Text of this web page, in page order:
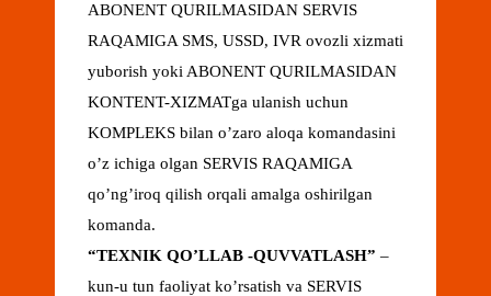
ABONENT QURILMASIDAN SERVIS
RAQAMIGA SMS, USSD, IVR ovozli xizmati
yuborish yoki ABONENT QURILMASIDAN
KONTENT-XIZMATga ulanish uchun
KOMPLEKS bilan o’zaro aloqa komandasini
o’z ichiga olgan SERVIS RAQAMIGA
qo’ng’iroq qilish orqali amalga oshirilgan
komanda.
“TEXNIK QO’LLAB -QUVVATLASH” –
kun-u tun faoliyat ko’rsatish va SERVIS